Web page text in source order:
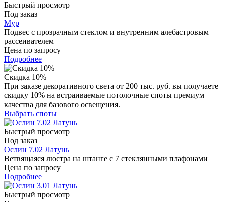
Быстрый просмотр
Под заказ
Мур
Подвес с прозрачным стеклом и внутренним алебастровым
рассеивателем
Цена по запросу
Подробнее
Скидка 10%
При заказе декоративного света от 200 тыс. руб. вы получаете
скидку 10% на встраиваемые потолочные споты премиум
качества для базового освещения.
Выбрать споты
Быстрый просмотр
Под заказ
Ослин 7.02 Латунь
Ветвящаяся люстра на штанге с 7 стеклянными плафонами
Цена по запросу
Подробнее
Быстрый просмотр